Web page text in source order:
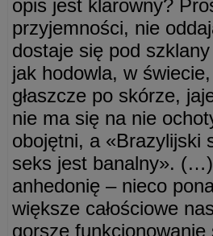
opis jest klarowny?
przyjemności, nie
dostaje się pod
jak hodowla, w
głaszcze po skórze,
nie ma się na nie
obojętni, a «Brazylijski
seks jest banalny».
anhedonię – nieco
większe całościowe
gorsze funkcjonowanie